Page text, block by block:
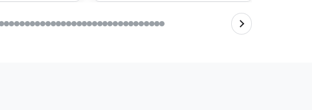
opgemaakt en de afhandeling